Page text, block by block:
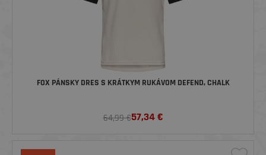
FOX PÁNSKY DRES S KRÁTKYM RUKÁVOM DEFEND, CHALK
64,99 €57,34€